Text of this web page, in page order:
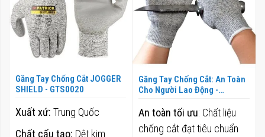
Găng Tay Chống Cắt JOGGER
SHIELD - GTS0020
Xuất xứ: Trung Quốc
Chất cấu tạo: Dệt kim
Găng Tay Chống Cắt: An Toàn
Cho Người Lao Động -
An toàn tối ưu: Chất liệu
chống cắt đạt tiêu chuẩn